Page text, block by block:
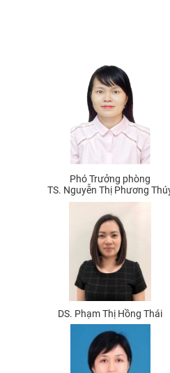
Phó Trưởng phòng
TS. Nguyễn Thị Phương
DS. Phạm Thị Hồng Thái